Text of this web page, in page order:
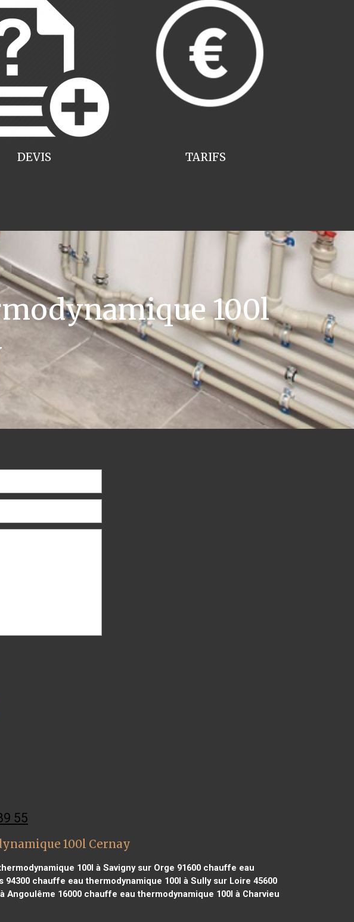
TARIFS
DEVIS
100l
55
100l Cernay
100l à Savigny sur Orge 91600chauffe eau
94300 chauffe eau thermodynamique 100l à Sully sur Loire 45600
Angoulême 16000chauffe eau thermodynamique 100l à Charvieu